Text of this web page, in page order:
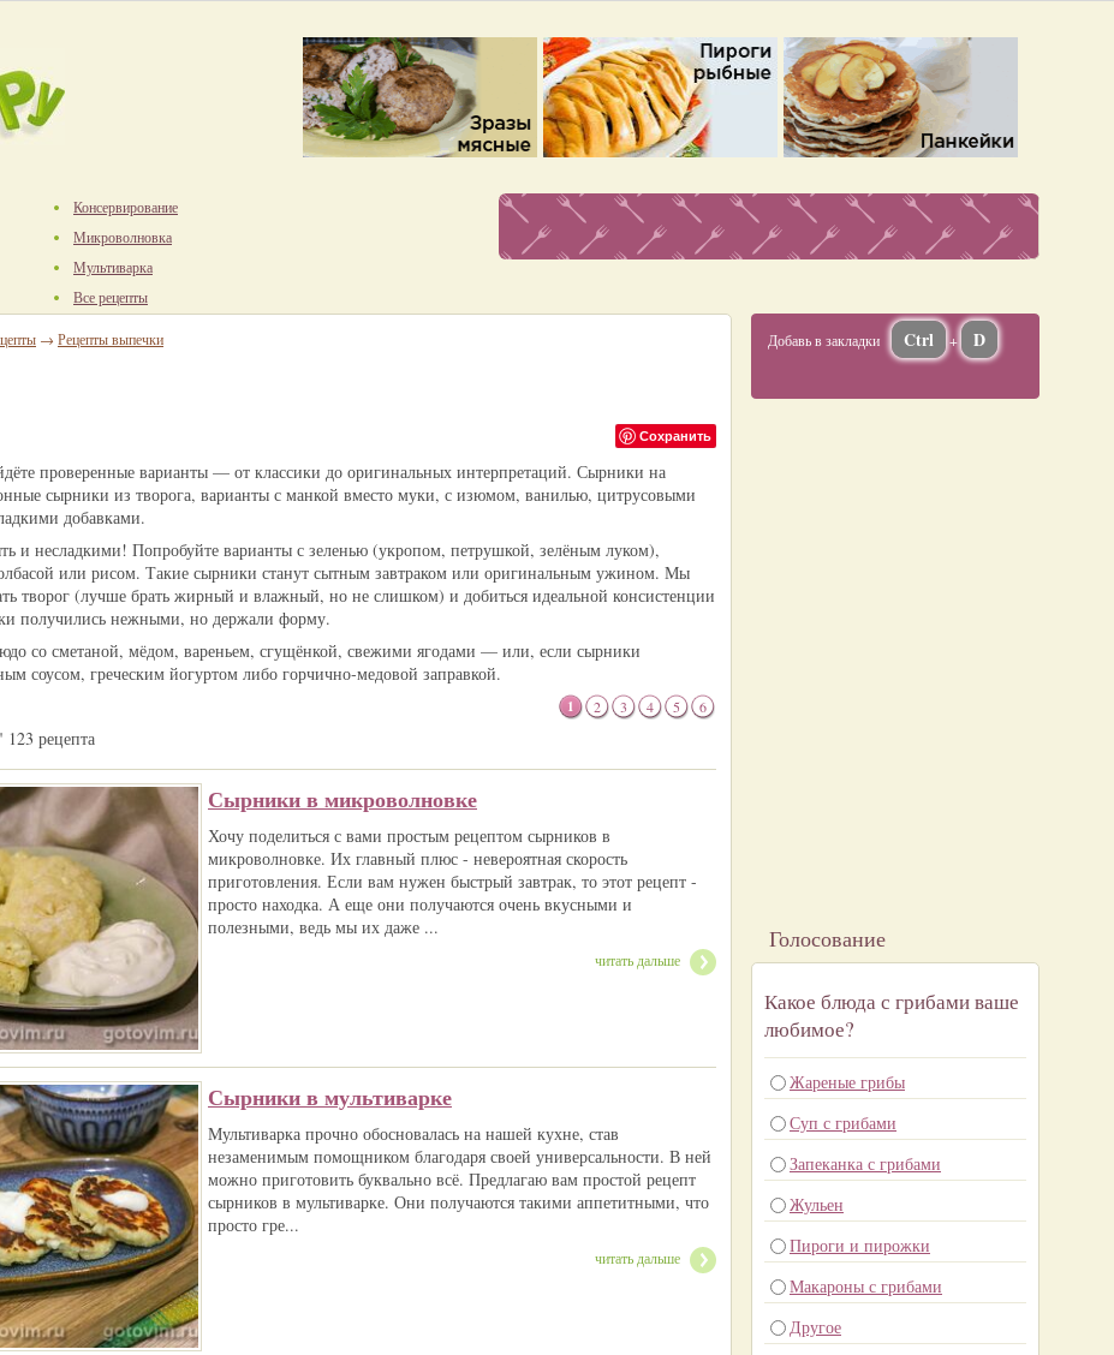
Консервирование
Микроволновка
Мультиварка
Все рецепты
→ Рецепты выпечки
Сохранить
проверенные варианты — от классики до оригинальных интерпретаций. Сырники на
сырники из творога, варианты с манкой вместо муки, с изюмом, ванилью, цитрусовыми
добавками.
и несладкими! Попробуйте варианты с зеленью (укропом, петрушкой, зелёным луком),
или рисом. Такие сырники станут сытным завтраком или оригинальным ужином. Мы
творог (лучше брать жирный и влажный, но не слишком) и добиться идеальной консистенции
получились нежными, но держали форму.
со сметаной, мёдом, вареньем, сгущёнкой, свежими ягодами — или, если сырники
соусом, греческим йогуртом либо горчично‑медовой заправкой.
1 2 3 4 5 6
рецепта
Сырники в микроволновке
Хочу поделиться с вами простым рецептом сырников в
микроволновке. Их главный плюс - невероятная скорость
приготовления. Если вам нужен быстрый завтрак, то этот рецепт -
просто находка. А еще они получаются очень вкусными и
полезными, ведь мы их даже ...
читать дальше
Сырники в мультиварке
Мультиварка прочно обосновалась на нашей кухне, став
незаменимым помощником благодаря своей универсальности. В ней
можно приготовить буквально всё. Предлагаю вам простой рецепт
сырников в мультиварке. Они получаются такими аппетитными, что
просто гре...
читать дальше
Добавь в закладки Ctrl + D
Голосование
Какое блюда с грибами ваше
любимое?
Жареные грибы
Суп с грибами
Запеканка с грибами
Жульен
Пироги и пирожки
Макароны с грибами
Другое